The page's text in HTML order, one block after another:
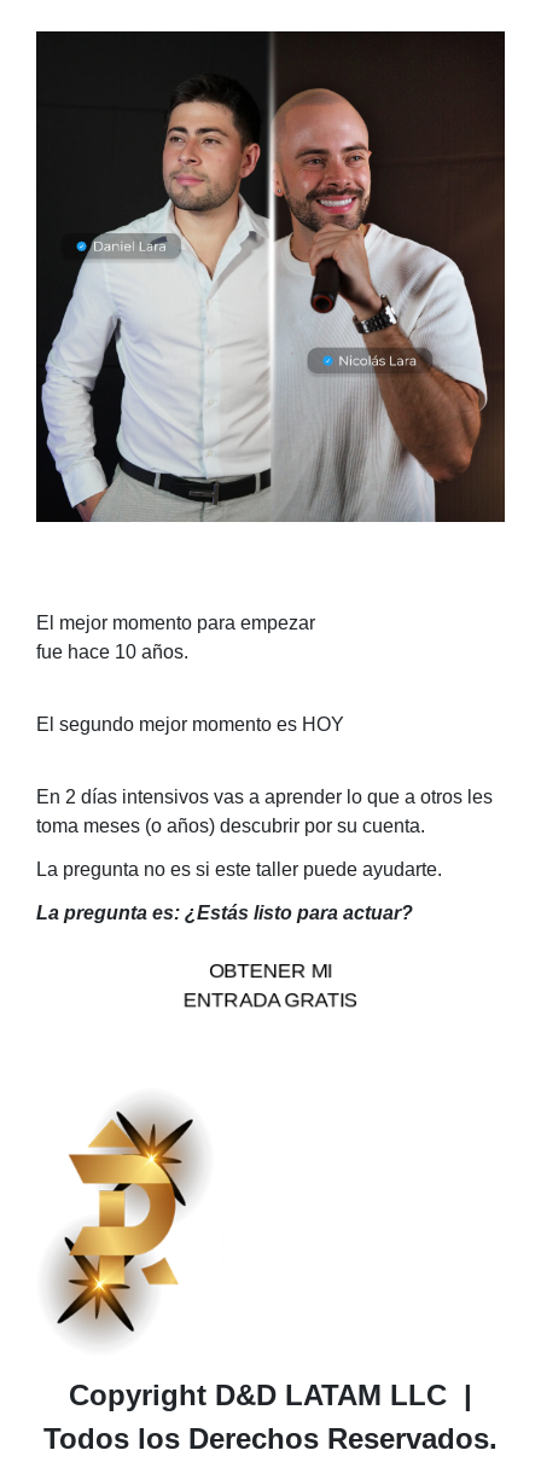
El mejor momento para empezar
fue hace 10 años.
El segundo mejor momento es HOY
En 2 días intensivos vas a aprender lo que a otros les
toma meses (o años) descubrir por su cuenta.
La pregunta no es si este taller puede ayudarte.
La pregunta es: ¿Estás listo para actuar?
OBTENER MI
ENTRADA GRATIS
Copyright D&D LATAM LLC |
Todos los Derechos Reservados.